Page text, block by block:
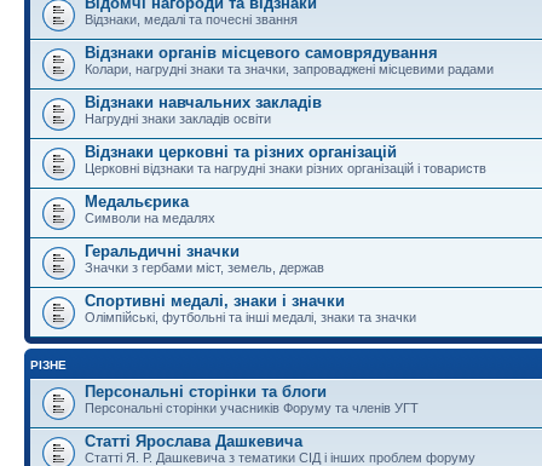
Відзнаки, медалі та почесні звання
Відзнаки органів місцевого самоврядування
Колари, нагрудні знаки та значки, запроваджені місцевими радами
Відзнаки навчальних закладів
Нагрудні знаки закладів освіти
Відзнаки церковні та різних організацій
Церковні відзнаки та нагрудні знаки різних організацій і товариств
Медальєрика
Символи на медалях
Геральдичні значки
Значки з гербами міст, земель, держав
Спортивні медалі, знаки і значки
Олімпійські, футбольні та інші медалі, знаки та значки
РІЗНЕ
Персональні сторінки та блоги
Персональні сторінки учасників Форуму та членів УГТ
Статті Ярослава Дашкевича
Статті Я. Р. Дашкевича з тематики СІД і інших проблем форуму